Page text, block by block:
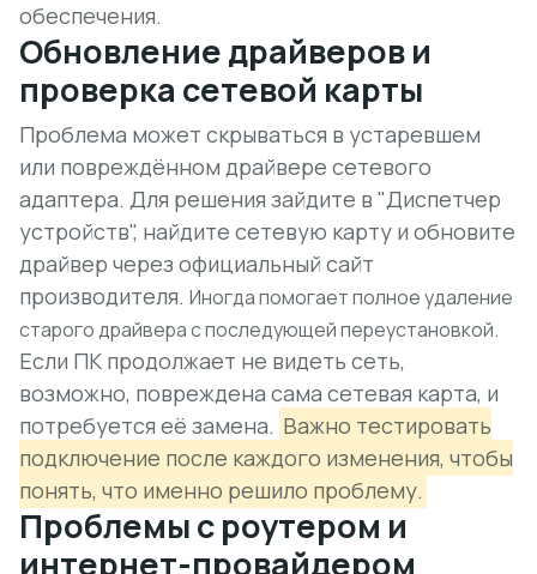
обеспечения.
Обновление драйверов и
проверка сетевой карты
Проблема может скрываться в устаревшем
или повреждённом драйвере сетевого
адаптера. Для решения зайдите в "Диспетчер
устройств", найдите сетевую карту и обновите
драйвер через официальный сайт
производителя. Иногда помогает полное удаление
старого драйвера с последующей переустановкой.
Если ПК продолжает не видеть сеть,
возможно, повреждена сама сетевая карта, и
потребуется её замена. Важно тестировать
подключение после каждого изменения, чтобы
понять, что именно решило проблему.
Проблемы с роутером и
интернет-провайдером